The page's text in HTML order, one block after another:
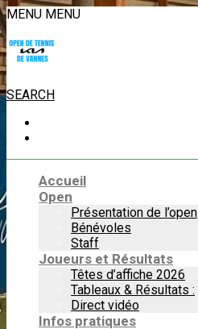
MENU MENU
SEARCH
Accueil
Open
Présentation de l’open
Bénévoles
Staff
Joueurs et Résultats
Têtes d’affiche 2026
Tableaux & Résultats :
Direct vidéo
Infos pratiques